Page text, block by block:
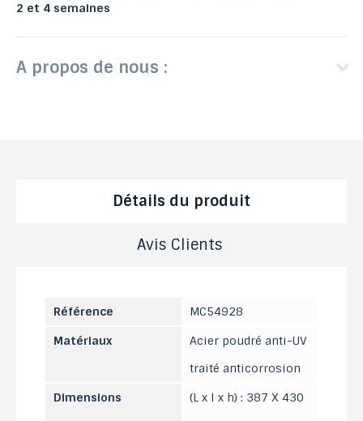
2 et 4 semaines
A propos de nous :
Détails du produit
Avis Clients
Référence
MC54928
Matériaux
Acier poudré anti-UV
traité anticorrosion
Dimensions
(L x l x h) : 387 X 430